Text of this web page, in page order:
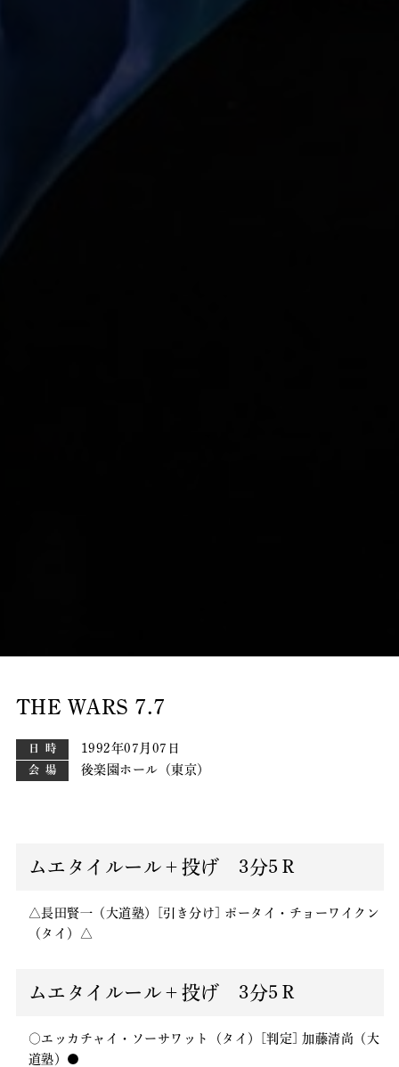
THE WARS 7.7
日時 1992年07月07日
会場 後楽園ホール（東京）
ムエタイルール＋投げ 3分5Ｒ
△長田賢一（大道塾）[引き分け] ポータイ・チョーワイクン
（タイ）△
ムエタイルール＋投げ 3分5Ｒ
○エッカチャイ・ソーサワット（タイ）[判定] 加藤清尚（大
道塾）●